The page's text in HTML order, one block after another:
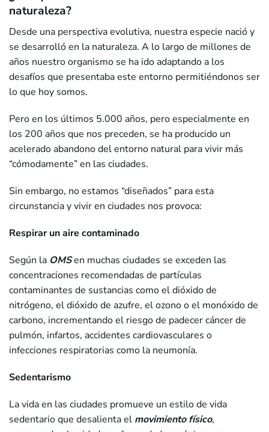
naturaleza?
Desde una perspectiva evolutiva, nuestra especie nació y
se desarrolló en la naturaleza. A lo largo de millones de
años nuestro organismo se ha ido adaptando a los
desafíos que presentaba este entorno permitiéndonos ser
lo que hoy somos.
Pero en los últimos 5.000 años, pero especialmente en
los 200 años que nos preceden, se ha producido un
acelerado abandono del entorno natural para vivir más
“cómodamente” en las ciudades.
Sin embargo, no estamos “diseñados” para esta
circunstancia y vivir en ciudades nos provoca:
Respirar un aire contaminado
Según la OMSen muchas ciudades se exceden las
concentraciones recomendadas de partículas
contaminantes de sustancias como el dióxido de
nitrógeno, el dióxido de azufre, el ozono o el monóxido de
carbono, incrementando el riesgo de padecer cáncer de
pulmón, infartos, accidentes cardiovasculares o
infecciones respiratorias como la neumonía.
Sedentarismo
La vida en las ciudades promueve un estilo de vida
sedentario que desalienta el movimiento físico,